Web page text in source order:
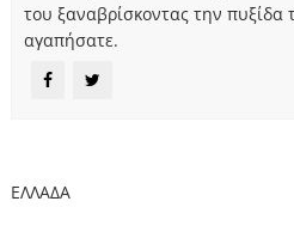
του ξαναβρίσκοντας την πυξίδα
αγαπήσατε.
ΕΛΛΑΔΑ